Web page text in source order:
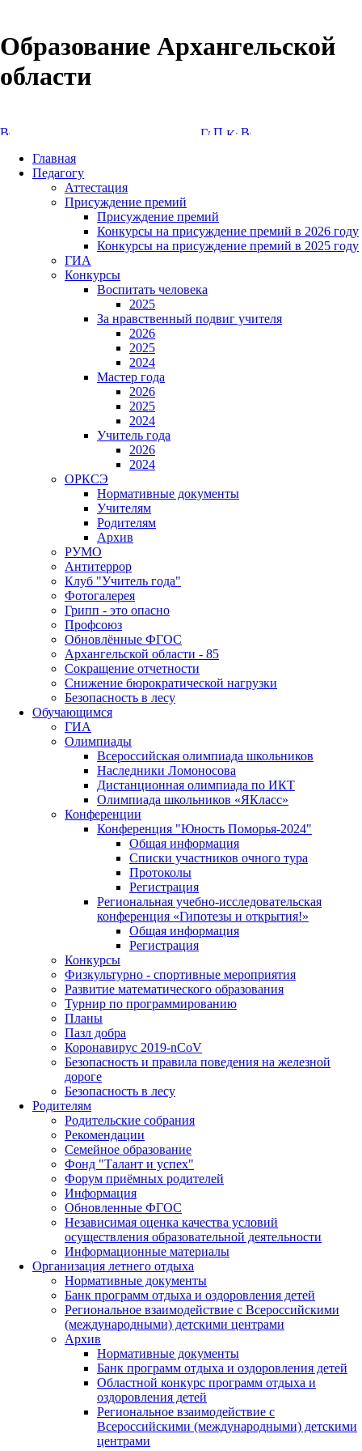
Образование Архангельской
области
Главная
Педагогу
Аттестация
Присуждение премий
Присуждение премий
Конкурсы на присуждение премий в 2026 году
Конкурсы на присуждение премий в 2025 году
ГИА
Конкурсы
Воспитать человека
2025
За нравственный подвиг учителя
2026
2025
2024
Мастер года
2026
2025
2024
Учитель года
2026
2024
ОРКСЭ
Нормативные документы
Учителям
Родителям
Архив
РУМО
Антитеррор
Клуб "Учитель года"
Фотогалерея
Грипп - это опасно
Профсоюз
Обновлённые ФГОС
Архангельской области - 85
Сокращение отчетности
Снижение бюрократической нагрузки
Безопасность в лесу
Обучающимся
ГИА
Олимпиады
Всероссийская олимпиада школьников
Наследники Ломоносова
Дистанционная олимпиада по ИКТ
Олимпиада школьников «ЯКласс»
Конференции
Конференция "Юность Поморья-2024"
Общая информация
Списки участников очного тура
Протоколы
Регистрация
Региональная учебно-исследовательская
конференция «Гипотезы и открытия!»
Общая информация
Регистрация
Конкурсы
Физкультурно - спортивные мероприятия
Развитие математического образования
Турнир по программированию
Планы
Пазл добра
Коронавирус 2019-nCoV
Безопасность и правила поведения на железной
дороге
Безопасность в лесу
Родителям
Родительские собрания
Рекомендации
Семейное образование
Фонд "Талант и успех"
Форум приёмных родителей
Информация
Обновленные ФГОС
Независимая оценка качества условий
осуществления образовательной деятельности
Информационные материалы
Организация летнего отдыха
Нормативные документы
Банк программ отдыха и оздоровления детей
Региональное взаимодействие с Всероссийскими
(международными) детскими центрами
Архив
Нормативные документы
Банк программ отдыха и оздоровления детей
Областной конкурс программ отдыха и
оздоровления детей
Региональное взаимодействие с
Всероссийскими (международными) детскими
центрами